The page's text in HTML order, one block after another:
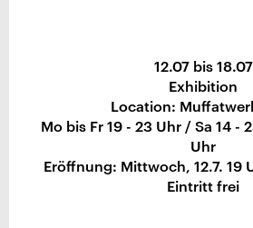
12.07 bis 18.07
Exhibition
Location:
Mo bis Fr 19 - 23 Uhr / Sa 14 -
Uhr
Eröffnung: Mittwoch, 12.7. 19
Eintritt frei